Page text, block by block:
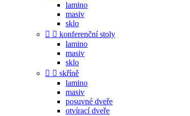
lamino
masiv
sklo
  konferenční stoly
lamino
masiv
sklo
  skříně
lamino
masiv
posuvné dveře
otvírací dveře